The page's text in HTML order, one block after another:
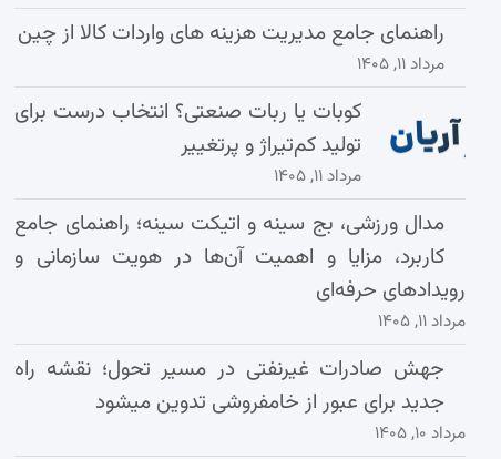
راهنمای جامع مدیریت هزینه‌ های واردات کالا از چین
مرداد ۱۱, ۱۴۰۵
کوبات یا ربات صنعتی؟ انتخاب درست برای
تولید کم‌تیراژ و پرتغییر
مرداد ۱۱, ۱۴۰۵
مدال ورزشی، بج سینه و اتیکت سینه؛ راهنمای جامع
کاربرد، مزایا و اهمیت آن‌ها در هویت سازمانی و
رویدادهای حرفه‌ای
مرداد ۱۱, ۱۴۰۵
جهش صادرات غیرنفتی در مسیر تحول؛ نقشه راه
جدید برای عبور از خامفروشی تدوین میشود
مرداد ۱۰, ۱۴۰۵